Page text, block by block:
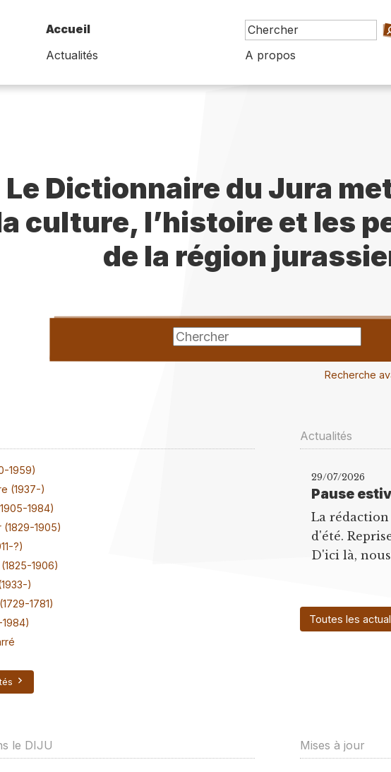
Accueil
Actualités
A propos
Le Dictionnaire du Jura
culture, l’histoire et les
de la région
Recherche
1959)
(1937-)
1984)
1905)
?)
1906)
)
1781)
Actualités
29/07/2026
Pause
La rédaction
d'été.
D'ici là,
Toutes les
le DIJU Mises à jour